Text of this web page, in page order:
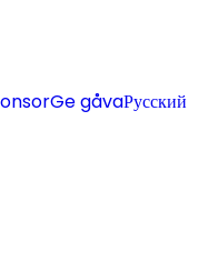
Ge gåvaРусский